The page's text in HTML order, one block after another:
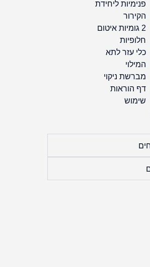
פנימיות ליחידת
הקירור
2 גומיות איטום
חלופיות
כלי עזר לתא
המילוי
מברשת ניקוי
דף הוראות
שימוש